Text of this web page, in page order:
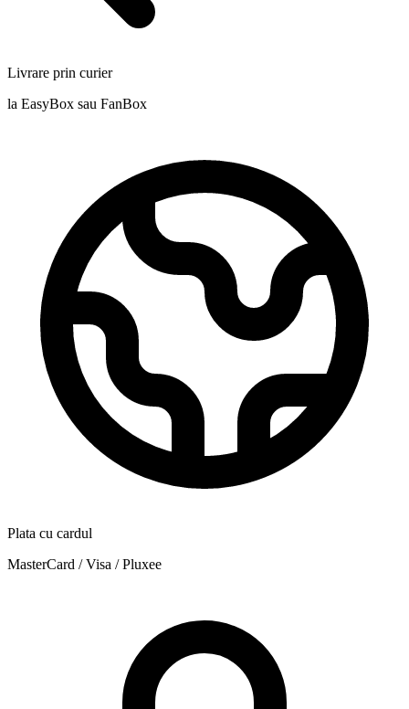
Livrare prin curier
la EasyBox sau FanBox
Plata cu cardul
MasterCard / Visa / Pluxee